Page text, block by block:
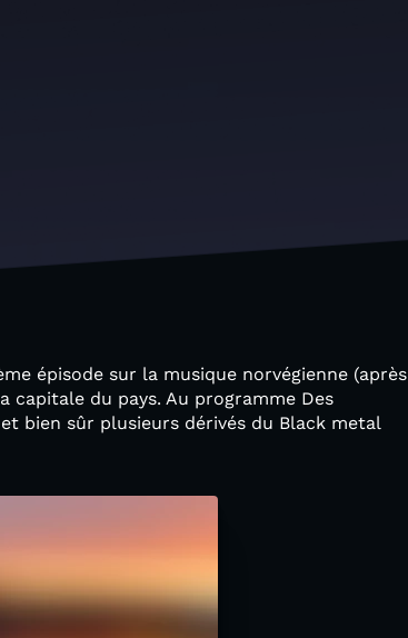
épisode sur la musique norvégienne (après
capitale du pays. Au programme Des
bien sûr plusieurs dérivés du Black metal